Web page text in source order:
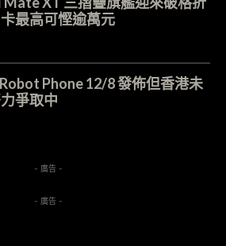
最高可慳逾萬元
Robot Phone 12/8 發佈但香港未
爭取中
- 廣告 -
- 廣告 -